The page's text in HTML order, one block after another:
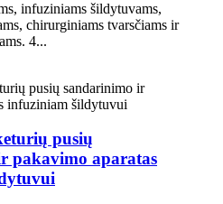
infuziniams šildytuvams,
chirurginiams tvarsčiams ir
4...
pusių
pakavimo aparatas